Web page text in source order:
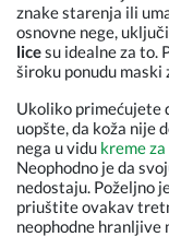
znake starenja ili
osnovne nege,
licesu idealne za to.
široku ponudu maski
Ukoliko primećujete
uopšte, da koža nije
nega u vidu kreme
Neophodno je da
nedostaju. Poželjno
priuštite ovakav
neophodne hranljive